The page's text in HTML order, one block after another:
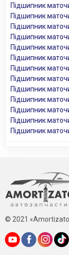
Підшипник
Підшипник
Підшипник
Підшипник
Підшипник
Підшипник
Підшипник
Підшипник
Підшипник
Підшипник
Підшипник
Підшипник
Підшипник
© 2021